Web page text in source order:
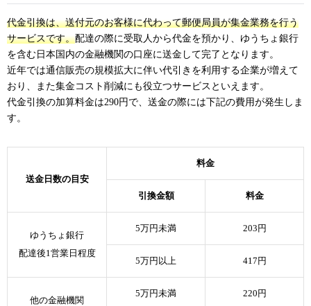
代金引換は、送付元のお客様に代わって郵便局員が集金業務を行う
サービスです。配達の際に受取人から代金を預かり、ゆうちょ銀行
を含む日本国内の金融機関の口座に送金して完了となります。
近年では通信販売の規模拡大に伴い代引きを利用する企業が増えて
おり、また集金コスト削減にも役立つサービスといえます。
代金引換の加算料金は290円で、送金の際には下記の費用が発生しま
す。
送金日数の目安
料金
引換金額 料金
ゆうちょ銀行
配達後1営業日程度
5万円未満 203円
5万円以上 417円
他の金融機関
5万円未満 220円